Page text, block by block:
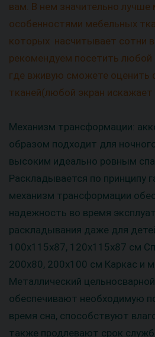
вам. В нем значительно
особенностями мебельных
которых насчитывает сотни
рекомендуем посетить любой
где вживую сможете оценить
тканей(любой экран искажает
Механизм трансформации:
образом подходит для
высоким идеально ровным
Раскладывается по принципу
механизм трансформации
надежность во время
раскладывания даже для
100х115х87, 120х115х87 см
200х80, 200х100 см Каркас и
Металлический
обеспечивают необходимую
время сна, способствуют
также продлевают срок